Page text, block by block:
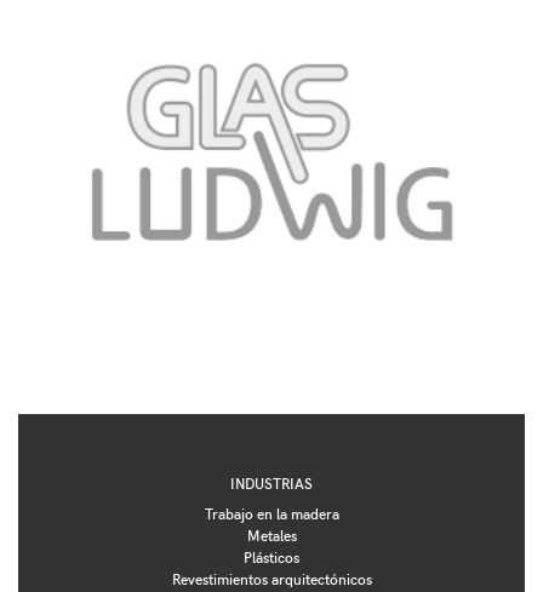
INDUSTRIAS
Trabajo en la madera
Metales
Plásticos
Revestimientos arquitectónicos